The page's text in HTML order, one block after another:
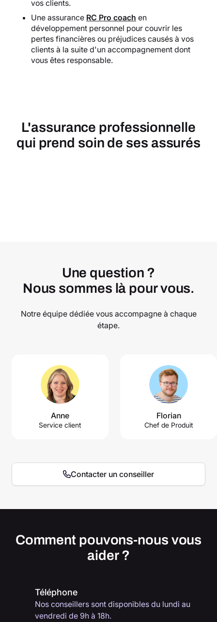
vos clients.
Une assurance RC Pro coach en
développement personnel pour couvrir les
pertes financières ou préjudices causés à vos
clients à la suite d'un accompagnement dont
vous êtes responsable.
L'assurance professionnelle
qui prend soin de ses assurés
Une question ?
Nous sommes là pour vous.
Notre équipe dédiée vous accompagne à chaque
étape.
Anne
Service client
Florian
Chef de Produit
Contacter un conseiller
Comment pouvons-nous vous
aider ?
Téléphone
Nos conseillers sont disponibles du lundi au
vendredi de 9h à 18h.